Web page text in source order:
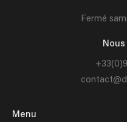
Fermé
Menu